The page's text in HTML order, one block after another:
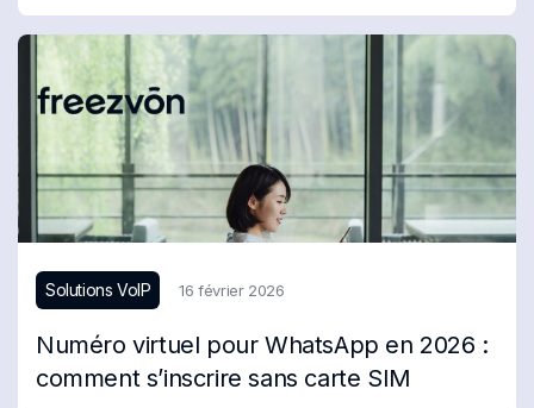
Solutions VoIP 16 février 2026
Numéro virtuel pour WhatsApp en 2026 :
comment s’inscrire sans carte SIM